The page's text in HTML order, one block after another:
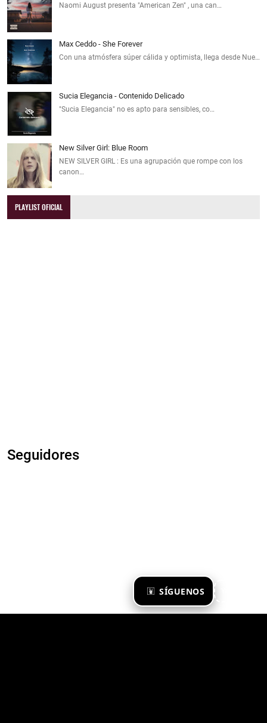
SÍGUENOS
Naomi August presenta "American Zen" , una can…
Max Ceddo - She Forever
Con una atmósfera súper cálida y optimista, llega desde Nue…
Sucia Elegancia - Contenido Delicado
"Sucia Elegancia" no es apto para sensibles, co…
New Silver Girl: Blue Room
NEW SILVER GIRL : Es una agrupación que rompe con los
canon…
PLAYLIST OFICIAL
Seguidores